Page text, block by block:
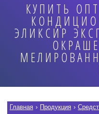
КУПИТЬ
ЭЛИКСИР
Главная › Продукция ›